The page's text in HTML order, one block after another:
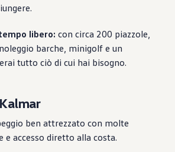
libero:con circa 200 piazzole,
barche, minigolf e un
tutto ciò di cui hai bisogno.
ben attrezzato con molte
accesso diretto alla costa.